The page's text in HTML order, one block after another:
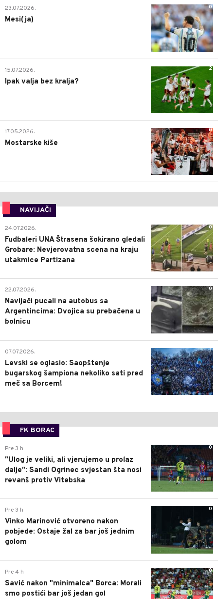
0
23.07.2026.
Mesi(ja)
2
15.07.2026.
Ipak valja bez kralja?
0
17.05.2026.
Mostarske kiše
NAVIJAČI
0
24.07.2026.
Fudbaleri UNA Štrasena šokirano gledali
Grobare: Nevjerovatna scena na kraju
utakmice Partizana
0
22.07.2026.
Navijači pucali na autobus sa
Argentincima: Dvojica su prebačena u
bolnicu
1
07.07.2026.
Levski se oglasio: Saopštenje
bugarskog šampiona nekoliko sati pred
meč sa Borcem!
FK BORAC
0
Pre 3 h
"Ulog je veliki, ali vjerujemo u prolaz
dalje": Sandi Ogrinec svjestan šta nosi
revanš protiv Vitebska
0
Pre 3 h
Vinko Marinović otvoreno nakon
pobjede: Ostaje žal za bar još jednim
golom
0
Pre 4 h
Savić nakon "minimalca" Borca: Morali
smo postići bar još jedan gol